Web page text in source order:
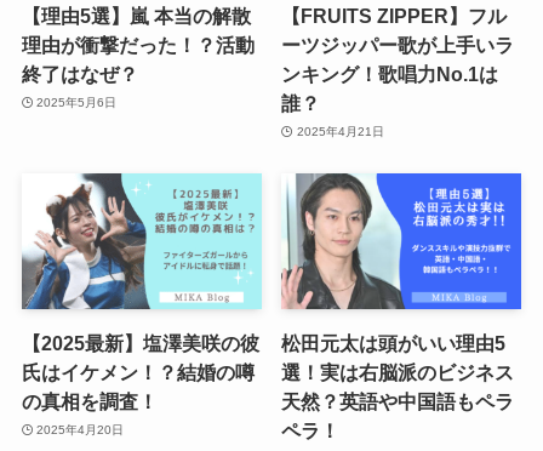
【理由5選】嵐 本当の解散
理由が衝撃だった！？活動
終了はなぜ？
2025年5月6日
【FRUITS ZIPPER】フル
ーツジッパー歌が上手いラ
ンキング！歌唱力No.1は
誰？
2025年4月21日
【2025最新】塩澤美咲の彼
氏はイケメン！？結婚の噂
の真相を調査！
2025年4月20日
松田元太は頭がいい理由5
選！実は右脳派のビジネス
天然？英語や中国語もペラ
ペラ！